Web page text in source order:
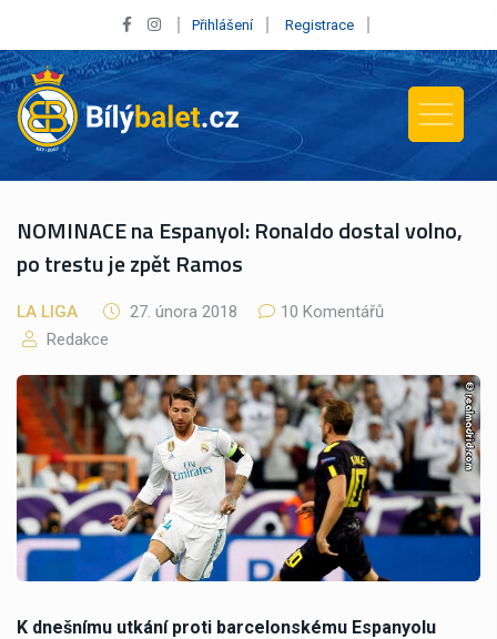
Přihlášení Registrace
NOMINACE na Espanyol: Ronaldo dostal volno,
po trestu je zpět Ramos
LA LIGA 27. února 2018
10 Komentářů
Redakce
K dnešnímu utkání proti barcelonskému Espanyolu